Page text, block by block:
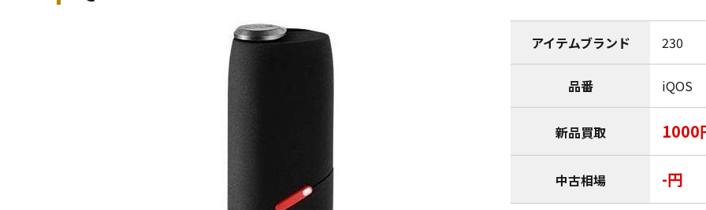
アイテムブランド 230
品番 iQOS
新品買取 1000
中古相場 -円